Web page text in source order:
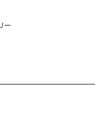
ー